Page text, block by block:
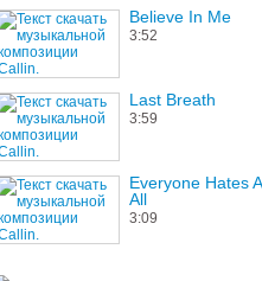
Believe In Me
3:52
Last Breath
3:59
Everyone Hates
All
3:09